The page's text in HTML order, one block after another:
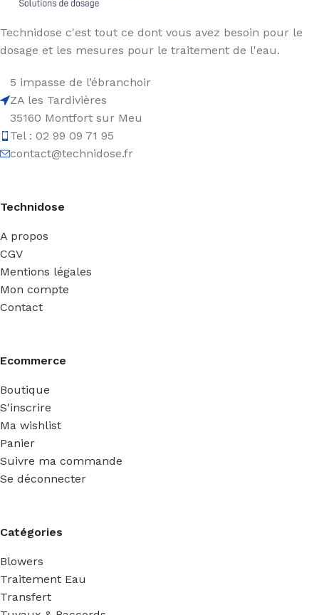
Technidose c'est tout ce dont vous avez besoin pour le
dosage et les mesures pour le traitement de l'eau.
5 impasse de l’ébranchoir
ZA les Tardivières
35160 Montfort sur Meu
Tel : 02 99 09 71 95
contact@technidose.fr
Technidose
A propos
CGV
Mentions légales
Mon compte
Contact
Ecommerce
Boutique
S'inscrire
Ma wishlist
Panier
Suivre ma commande
Se déconnecter
Catégories
Blowers
Traitement Eau
Transfert